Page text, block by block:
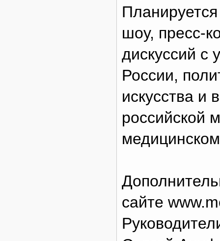
шоу, пресс-
дискуссий с
России,
искусства и
российской
сайте